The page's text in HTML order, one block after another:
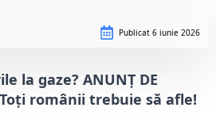
Publicat 6 iunie 2026
la gaze? ANUNȚ DE
românii trebuie să afle!